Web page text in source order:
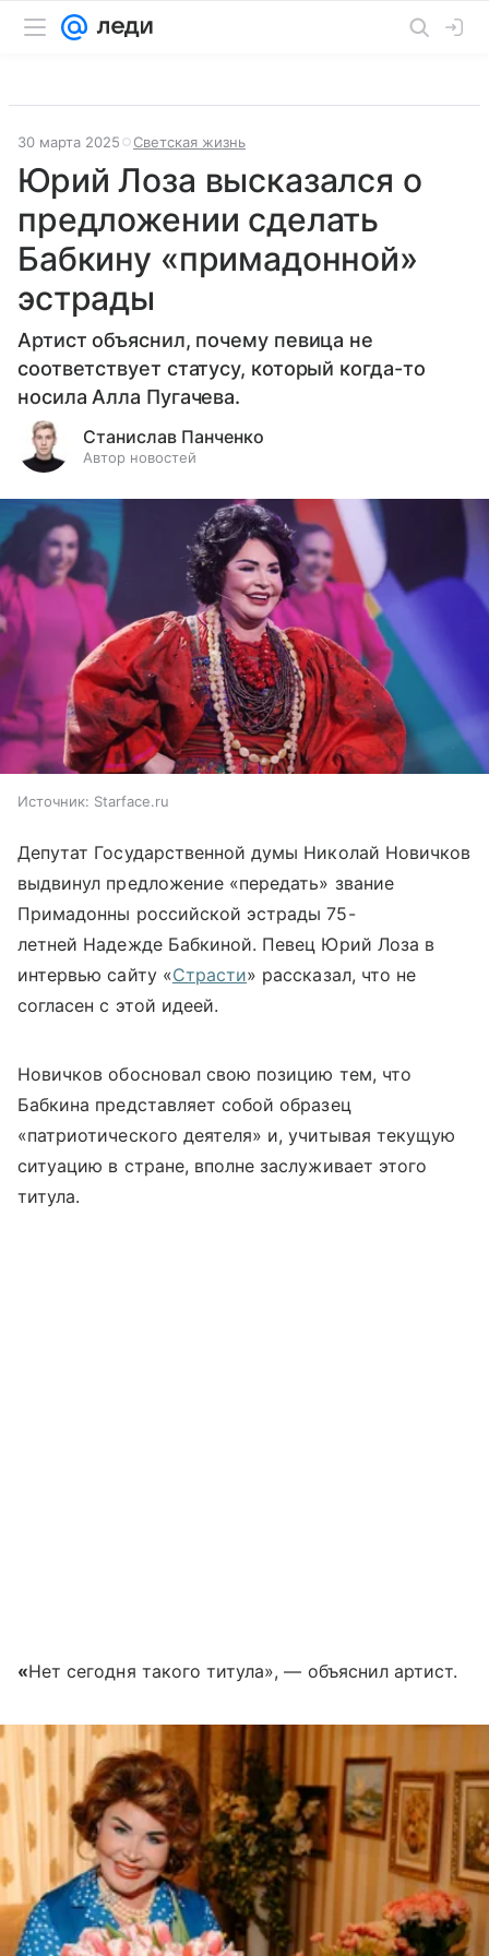
30 марта 2025 Светская жизнь
Юрий Лоза высказался о
предложении сделать
Бабкину «примадонной»
эстрады
Артист объяснил, почему певица не
соответствует статусу, который когда-то
носила Алла Пугачева.
Станислав Панченко
Автор новостей
Источник: Starface.ru
Депутат Государственной думы Николай Новичков
выдвинул предложение «передать» звание
Примадонны российской эстрады 75-
летней Надежде Бабкиной. Певец Юрий Лоза в
интервью сайту «Страсти» рассказал, что не
согласен с этой идеей.
Новичков обосновал свою позицию тем, что
Бабкина представляет собой образец
«патриотического деятеля» и, учитывая текущую
ситуацию в стране, вполне заслуживает этого
титула.
«Нет сегодня такого титула», — объяснил артист.